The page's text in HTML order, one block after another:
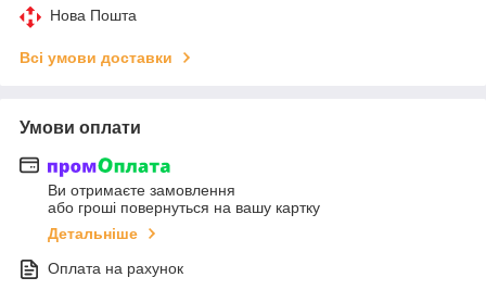
Нова Пошта
Всі умови доставки
Умови оплати
Ви отримаєте замовлення
або гроші повернуться на вашу картку
Детальніше
Оплата на рахунок